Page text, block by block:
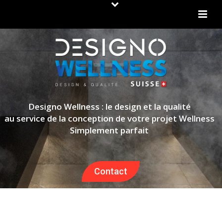
Designo Wellness : le design et la qualité
au service de la conception de votre projet Wellness
Simplement parfait
Contact